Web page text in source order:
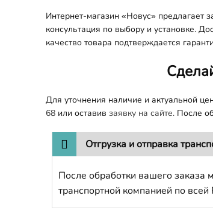
Интернет-магазин «Новус» предлагает
консультация по выбору и установке.
качество товара подтверждается
Для уточнения наличие и актуальной
68 или оставив заявку на сайте. После
Отгрузка и отправка
После обработки вашего заказа
транспортной компанией по